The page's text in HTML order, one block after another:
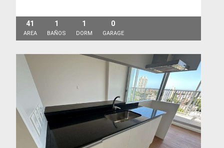
41
AREA
1
BAÑOS
1
DORM
0
GARAGE